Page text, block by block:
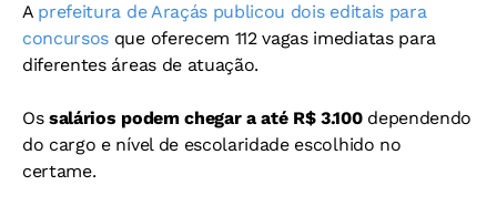
A prefeitura de Araçás publicou dois editais para
concursos que oferecem 112 vagas imediatas para
diferentes áreas de atuação.
Ossalários podem chegar a até R$ 3.100dependendo
do cargo e nível de escolaridade escolhido no
certame.